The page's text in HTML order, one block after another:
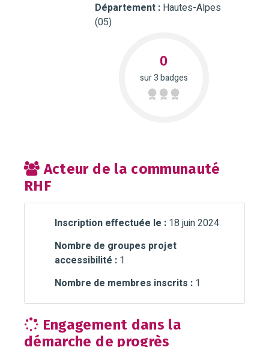
Département : Hautes-Alpes
(05)
0
sur 3 badges
Acteur de la communauté
RHF
Inscription effectuée le : 18 juin 2024
Nombre de groupes projet
accessibilité : 1
Nombre de membres inscrits : 1
Engagement dans la
démarche de progrès